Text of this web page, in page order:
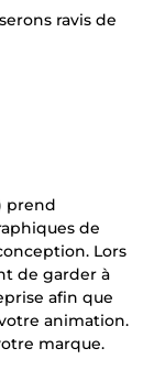
ravis de
prend
de
Lors
de garder à
afin que
animation.
marque.